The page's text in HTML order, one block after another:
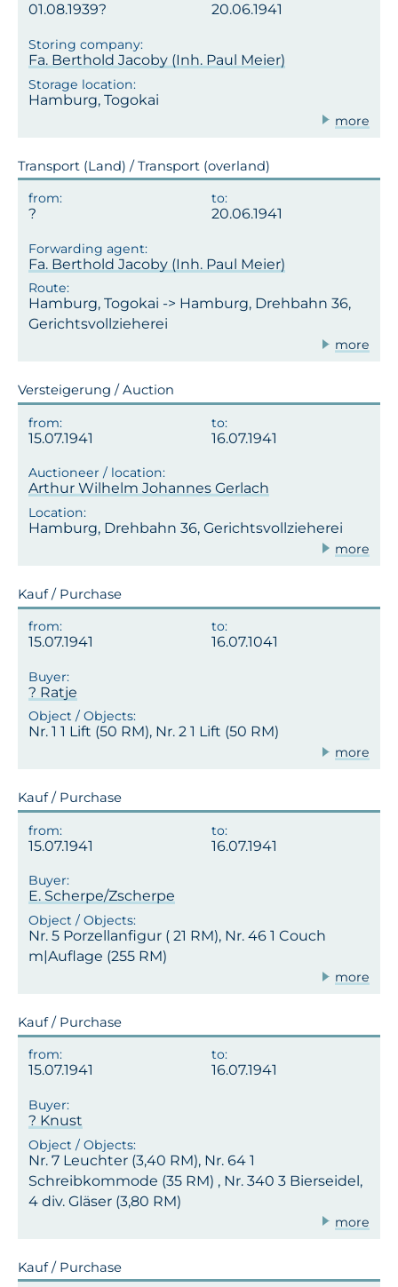
01.08.1939? 20.06.1941
Fa. Berthold Jacoby (Inh. Paul Meier)
Hamburg, Togokai
more
Transport (Land) / Transport (overland)
20.06.1941
Fa. Berthold Jacoby (Inh. Paul Meier)
Hamburg, Togokai -> Hamburg, Drehbahn 36,
Gerichtsvollzieherei
more
Versteigerung / Auction
15.07.1941 16.07.1941
Arthur Wilhelm Johannes Gerlach
Hamburg, Drehbahn 36, Gerichtsvollzieherei
more
Kauf / Purchase
15.07.1941 16.07.1041
? Ratje
Nr. 1 1 Lift (50 RM), Nr. 2 1 Lift (50 RM)
more
Kauf / Purchase
15.07.1941 16.07.1941
E. Scherpe/Zscherpe
Nr. 5 Porzellanfigur ( 21 RM), Nr. 46 1 Couch
m|Auflage (255 RM)
more
Kauf / Purchase
15.07.1941 16.07.1941
? Knust
Nr. 7 Leuchter (3,40 RM), Nr. 64 1
Schreibkommode (35 RM) , Nr. 340 3 Bierseidel,
4 div. Gläser (3,80 RM)
more
Kauf / Purchase